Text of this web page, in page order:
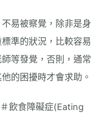
易被察覺，除非是身
準的狀況，比較容易
等發覺，否則，通常
的困擾時才會求助。
飲食障礙症(Eating